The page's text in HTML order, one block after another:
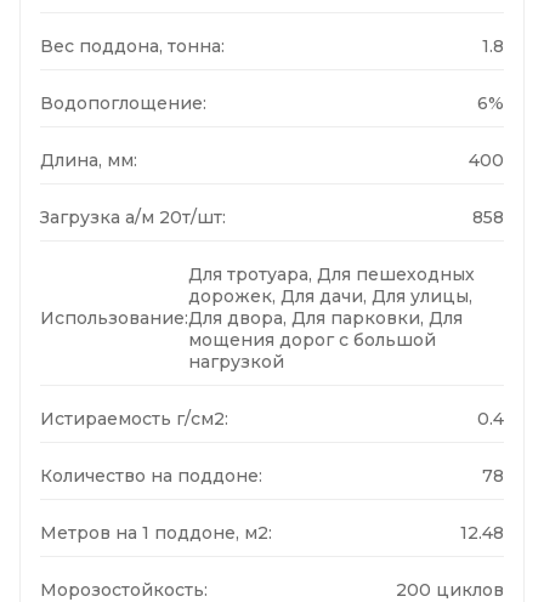
Вес поддона, тонна: 1.8
Водопоглощение: 6%
Длина, мм: 400
Загрузка а/м 20т/шт: 858
Использование:
Для тротуара, Для пешеходных
дорожек, Для дачи, Для улицы,
Для двора, Для парковки, Для
мощения дорог с большой
нагрузкой
Истираемость г/см2: 0.4
Количество на поддоне: 78
Метров на 1 поддоне, м2: 12.48
Морозостойкость: 200 циклов